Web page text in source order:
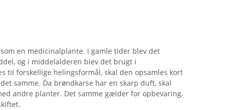
en medicinalplante. I gamle tider blev det
og i middelalderen blev det brugt i
til forskellige helingsformål, skal den opsamles kort
samme. Da brøndkarse har en skarp duft, skal
andre planter. Det samme gælder for opbevaring.